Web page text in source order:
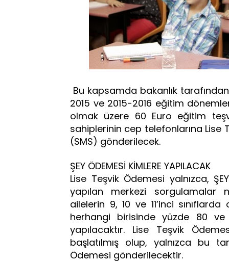
Bu kapsamda bakanlık
2015 ve 2015-2016 eğitim
olmak üzere 60 Euro eğitim
sahiplerinin cep telefonlarına Lise
(SMS) gönderilecek.
ŞEY ÖDEMESİ KİMLERE YAPILACAK
Lise Teşvik Ödemesi yalnızca,
yapılan merkezi sorgulamalar
ailelerin 9, 10 ve 11’inci
herhangi birisinde yüzde 80 ve
yapılacaktır. Lise Teşvik
başlatılmış olup, yalnızca bu
Ödemesi gönderilecektir.